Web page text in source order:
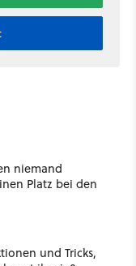
niemand
Platz bei den
und Tricks,